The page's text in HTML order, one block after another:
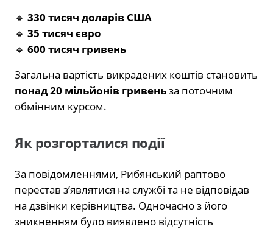
🔹 330 тисяч доларів США
🔹 35 тисяч євро
🔹 600 тисяч гривень
Загальна вартість викрадених коштів становить
понад 20 мільйонів гривеньза поточним
обмінним курсом.
Як розгорталися події
За повідомленнями, Рибянський раптово
перестав з’являтися на службі та не відповідав
на дзвінки керівництва. Одночасно з його
зникненням було виявлено відсутність